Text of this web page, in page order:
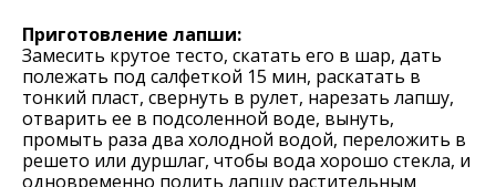
Приготовление лапши:
Замесить крутое тесто, скатать его в шар, дать
полежать под салфеткой 15 мин, раскатать в
тонкий пласт, свернуть в рулет, нарезать лапшу,
отварить ее в подсоленной воде, вынуть,
промыть раза два холодной водой, переложить в
решето или дуршлаг, чтобы вода хорошо стекла, и
одновременно полить лапшу растительным